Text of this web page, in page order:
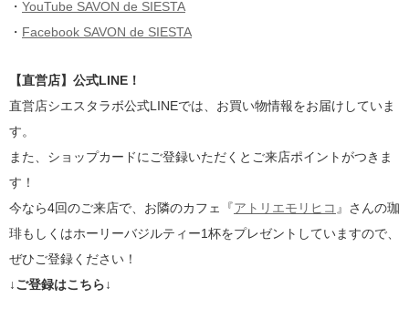
・ YouTube SAVON de SIESTA
・ Facebook SAVON de SIESTA
【直営店】公式LINE！
直営店シエスタラボ公式LINEでは、お買い物情報をお届けしていま
す。
また、ショップカードにご登録いただくとご来店ポイントがつきま
す！
今なら4回のご来店で、お隣のカフェ『アトリエモリヒコ 』さんの珈
琲もしくはホーリーバジルティー1杯をプレゼントしていますので、
ぜひご登録ください！
↓ご登録はこちら↓